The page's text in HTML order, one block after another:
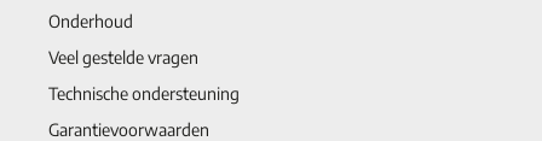
Onderhoud
Veel gestelde vragen
Technische ondersteuning
Garantievoorwaarden